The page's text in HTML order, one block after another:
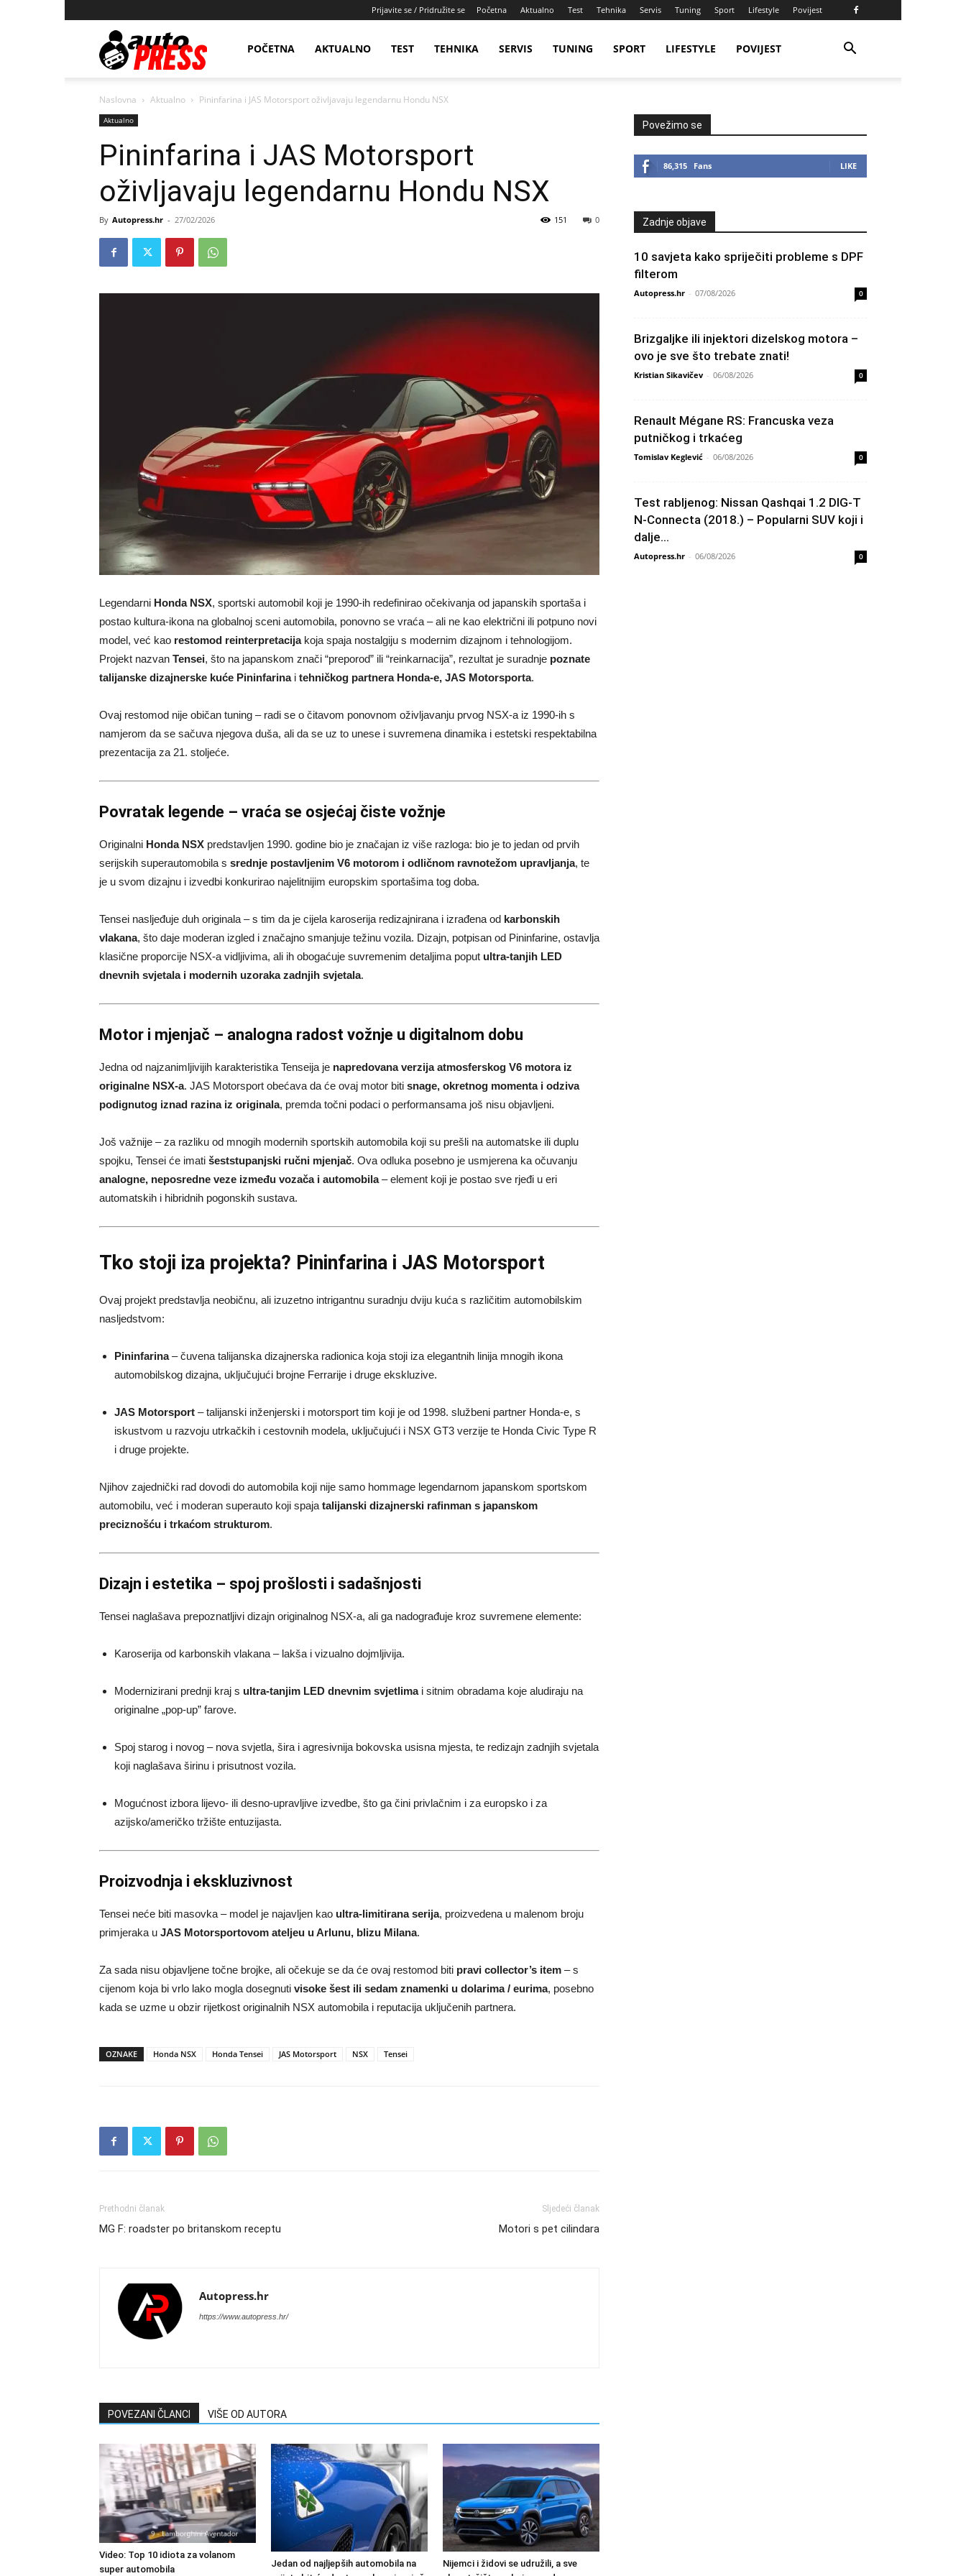
Prijavite se / Pridružite se Početna Aktualno Test Tehnika Servis Tuning Sport Lifestyle Povijest
AutopressHRPOČETNA AKTUALNO TEST TEHNIKA SERVIS TUNING SPORT LIFESTYLE POVIJEST
Naslovna Aktualno Pininfarina i JAS Motorsport oživljavaju legendarnu Hondu NSX
Aktualno
Pininfarina i JAS Motorsport
oživljavaju legendarnu Hondu NSX
By Autopress.hr - 27/02/2026 0
151
Legendarni Honda NSX, sportski automobil koji je 1990-ih redefinirao očekivanja od japanskih sportaša i
postao kultura-ikona na globalnoj sceni automobila, ponovno se vraća – ali ne kao električni ili potpuno novi
model, već kao restomod reinterpretacijakoja spaja nostalgiju s modernim dizajnom i tehnologijom.
Projekt nazvan Tensei, što na japanskom znači “preporod” ili “reinkarnacija”, rezultat je suradnje poznate
talijanske dizajnerske kuće Pininfarinai tehničkog partnera Honda-e, JAS Motorsporta.
Ovaj restomod nije običan tuning – radi se o čitavom ponovnom oživljavanju prvog NSX-a iz 1990-ih s
namjerom da se sačuva njegova duša, ali da se uz to unese i suvremena dinamika i estetski respektabilna
prezentacija za 21. stoljeće.
Povratak legende – vraća se osjećaj čiste vožnje
Originalni Honda NSX predstavljen 1990. godine bio je značajan iz više razloga: bio je to jedan od prvih
serijskih superautomobila s srednje postavljenim V6 motorom i odličnom ravnotežom upravljanja, te
je u svom dizajnu i izvedbi konkurirao najelitnijim europskim sportašima tog doba.
Tensei nasljeđuje duh originala – s tim da je cijela karoserija redizajnirana i izrađena od karbonskih
vlakana, što daje moderan izgled i značajno smanjuje težinu vozila. Dizajn, potpisan od Pininfarine, ostavlja
klasične proporcije NSX-a vidljivima, ali ih obogaćuje suvremenim detaljima poput ultra-tanjih LED
dnevnih svjetala i modernih uzoraka zadnjih svjetala.
Motor i mjenjač – analogna radost vožnje u digitalnom dobu
Jedna od najzanimljivijih karakteristika Tenseija je napredovana verzija atmosferskog V6 motora iz
originalne NSX-a. JAS Motorsport obećava da će ovaj motor biti snage, okretnog momenta i odziva
podignutog iznad razina iz originala, premda točni podaci o performansama još nisu objavljeni.
Još važnije – za razliku od mnogih modernih sportskih automobila koji su prešli na automatske ili duplu
spojku, Tensei će imati šeststupanjski ručni mjenjač. Ova odluka posebno je usmjerena ka očuvanju
analogne, neposredne veze između vozača i automobila– element koji je postao sve rjeđi u eri
automatskih i hibridnih pogonskih sustava.
Tko stoji iza projekta? Pininfarina i JAS Motorsport
Ovaj projekt predstavlja neobičnu, ali izuzetno intrigantnu suradnju dviju kuća s različitim automobilskim
nasljedstvom:
Pininfarina– čuvena talijanska dizajnerska radionica koja stoji iza elegantnih linija mnogih ikona
automobilskog dizajna, uključujući brojne Ferrarije i druge ekskluzive.
JAS Motorsport – talijanski inženjerski i motorsport tim koji je od 1998. službeni partner Honda-e, s
iskustvom u razvoju utrkačkih i cestovnih modela, uključujući i NSX GT3 verzije te Honda Civic Type R
i druge projekte.
Njihov zajednički rad dovodi do automobila koji nije samo hommage legendarnom japanskom sportskom
automobilu, već i moderan superauto koji spaja talijanski dizajnerski rafinman s japanskom
preciznošću i trkaćom strukturom.
Dizajn i estetika – spoj prošlosti i sadašnjosti
Tensei naglašava prepoznatljivi dizajn originalnog NSX-a, ali ga nadograđuje kroz suvremene elemente:
Karoserija od karbonskih vlakana – lakša i vizualno dojmljivija.
Modernizirani prednji kraj s ultra-tanjim LED dnevnim svjetlimai sitnim obradama koje aludiraju na
originalne „pop-up” farove.
Spoj starog i novog – nova svjetla, šira i agresivnija bokovska usisna mjesta, te redizajn zadnjih svjetala
koji naglašava širinu i prisutnost vozila.
Mogućnost izbora lijevo- ili desno-upravljive izvedbe, što ga čini privlačnim i za europsko i za
azijsko/američko tržište entuzijasta.
Proizvodnja i ekskluzivnost
Tensei neće biti masovka – model je najavljen kao ultra-limitirana serija, proizvedena u malenom broju
primjeraka u JAS Motorsportovom ateljeu u Arlunu, blizu Milana.
Za sada nisu objavljene točne brojke, ali očekuje se da će ovaj restomod biti pravi collector’s item – s
cijenom koja bi vrlo lako mogla dosegnuti visoke šest ili sedam znamenki u dolarima / eurima, posebno
kada se uzme u obzir rijetkost originalnih NSX automobila i reputacija uključenih partnera.
OZNAKE Honda NSX Honda Tensei JAS Motorsport NSX Tensei
Prethodni članak
MG F: roadster po britanskom receptu
Sljedeći članak
Motori s pet cilindara
Autopress.hr
https://www.autopress.hr/
POVEZANI ČLANCI VIŠE OD AUTORA
Video: Top 10 idiota za volanom
super automobila
Jedan od najljepših automobila na
Nijemci i židovi se udružili, a sve
Povežimo se
86,315 Fans LIKE
Zadnje objave
10 savjeta kako spriječiti probleme s DPF
filterom
Autopress.hr - 07/08/2026 0
Brizgaljke ili injektori dizelskog motora –
ovo je sve što trebate znati!
Kristian Sikavičev - 06/08/2026 0
Renault Mégane RS: Francuska veza
putničkog i trkaćeg
Tomislav Keglević - 06/08/2026 0
Test rabljenog: Nissan Qashqai 1.2 DIG-T
N-Connecta (2018.) – Popularni SUV koji i
dalje...
Autopress.hr - 06/08/2026 0